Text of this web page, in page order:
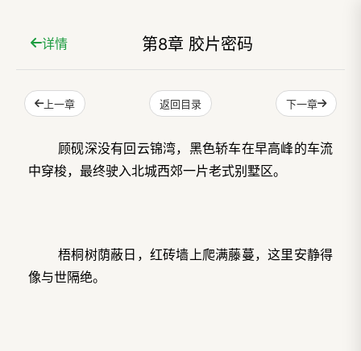
详情 第8章 胶片密码
上一章 返回目录 下一章
顾砚深没有回云锦湾，黑色轿车在早高峰的车流
中穿梭，最终驶入北城西郊一片老式别墅区。
梧桐树荫蔽日，红砖墙上爬满藤蔓，这里安静得
像与世隔绝。